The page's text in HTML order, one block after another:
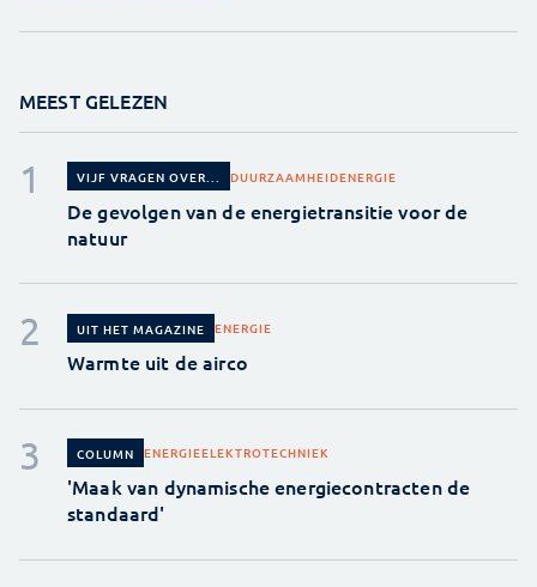
MEEST GELEZEN
VIJF VRAGEN OVER... DUURZAAMHEIDENERGIE
De gevolgen van de energietransitie voor de
natuur
UIT HET MAGAZINE ENERGIE
Warmte uit de airco
COLUMN ENERGIEELEKTROTECHNIEK
'Maak van dynamische energiecontracten de
standaard'